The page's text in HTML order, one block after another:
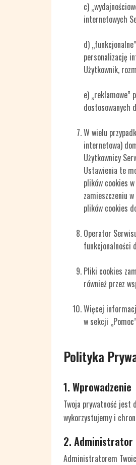
c)
internetowych
d)
personalizację
Użytkownik,
e)
dostosowanych
W wielu
internetowa)
Użytkownicy
Ustawienia te
plików cookies
zamieszczeniu
plików cookies
Operator
funkcjonalności
Pliki cookies
również przez
Więcej
w sekcji
Polityka
1. Wprowadzenie
Twoja prywatność jest
wykorzystujemy i
2. Administrator
Administratorem